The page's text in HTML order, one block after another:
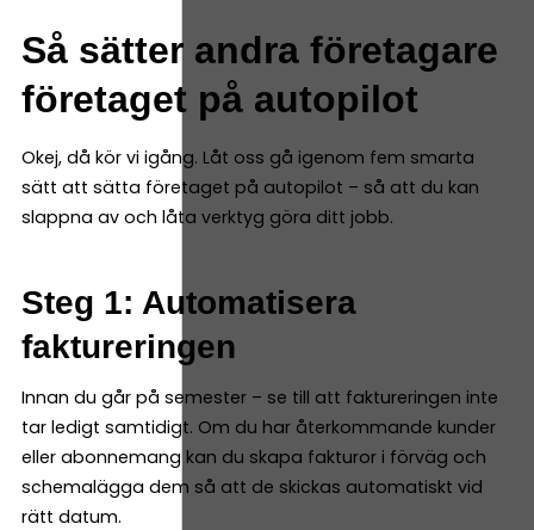
Så sätter andra företagare
företaget på autopilot
Okej, då kör vi igång. Låt oss gå igenom fem smarta
sätt att sätta företaget på autopilot – så att du kan
slappna av och låta verktyg göra ditt jobb.
Steg 1: Automatisera
faktureringen
Innan du går på semester – se till att faktureringen inte
tar ledigt samtidigt. Om du har återkommande kunder
eller abonnemang kan du skapa fakturor i förväg och
schemalägga dem så att de skickas automatiskt vid
rätt datum.